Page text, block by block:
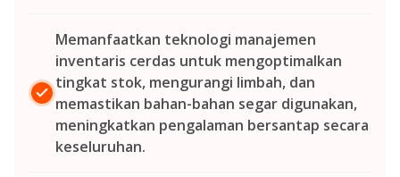
Memanfaatkan teknologi manajemen
inventaris cerdas untuk mengoptimalkan
tingkat stok, mengurangi limbah, dan
memastikan bahan-bahan segar digunakan,
meningkatkan pengalaman bersantap secara
keseluruhan.